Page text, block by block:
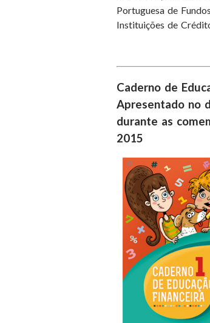
Portuguesa de
Instituições de
Caderno de
Apresentado no
durante as